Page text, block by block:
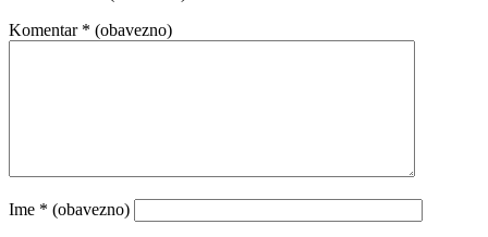
Komentar * (obavezno)
Ime * (obavezno)